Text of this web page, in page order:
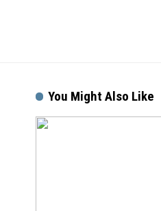
You Might Also Like